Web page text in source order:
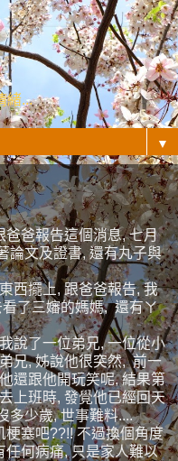
緒...
▼
爸爸報告這個消息, 七月
論文及證書, 還有丸子與
西擺上, 跟爸爸報告, 我
了三嬸的媽媽, 還有ㄚ
說了一位弟兄, 一位從小
兄, 姊說他很突然, 前一
還跟他開玩笑呢, 結果第
上班時, 發覺他已經回天
多少歲, 世事難料....
塞吧??!! 不過換個角度
任何病痛, 只是家人難以